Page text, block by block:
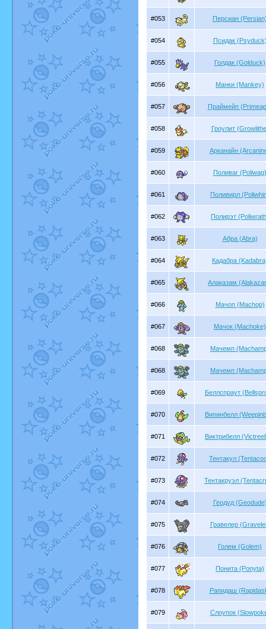
#053 Персиан
#054 Псидак
#055 Голдак (Golduck)
#056 Манки (Mankey)
#057 Праймейп
#058 Гроулит
#059 Арканайн
#060 Поливаг (Poliwag)
#061 Поливирл
#062 Полирэт
#063 Абра (Abra)
#064 Кадабра
#065 Алаказам
#066 Мачоп (Machop)
#067 Мачок (Machoke)
#068 Мачемп
#068 Мачемп
#069 Беллспраут
#070 Випинбелл
#071 Виктрибелл
#072 Тентакул
#073 Тентакруэл
#074 Геодуд
#075 Гравелер
#076 Голем (Golem)
#077 Понита (Ponyta)
#078 Рапидаш
#079 Слоупок